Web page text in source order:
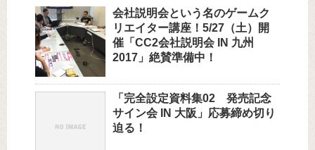
会社説明会という名のゲームク
リエイター講座！5/27（土）開
催「CC2会社説明会 IN 九州
2017」絶賛準備中！
「完全設定資料集02 発売記念
サイン会 IN 大阪」応募締め切り
迫る！